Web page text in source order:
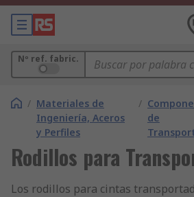
Nº ref. fabric.
/ Materiales de
Ingeniería, Aceros
y Perfiles
/
de
Rodillos para
Los rodillos para cintas